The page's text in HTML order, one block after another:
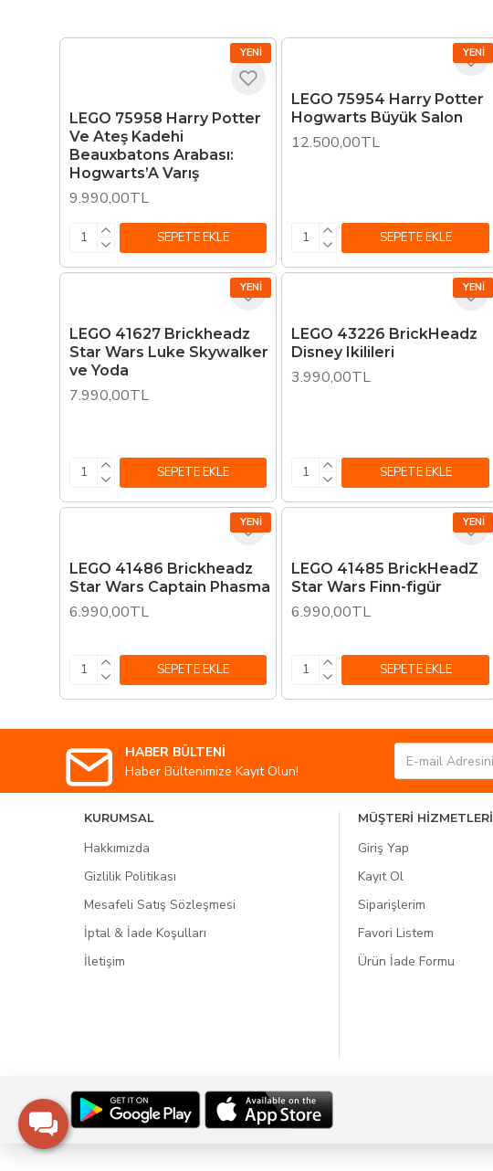
YENI
LEGO 75958 Harry Potter
Ve Ateş Kadehi
Beauxbatons Arabası:
Hogwarts’A Varış
9.990,00TL
SEPETE EKLE
YENI
LEGO 75954 Harry Potter
Hogwarts Büyük Salon
12.500,00TL
SEPETE EKLE
YENI
LEGO 41627 Brickheadz
Star Wars Luke Skywalker
ve Yoda
7.990,00TL
SEPETE EKLE
YENI
LEGO 43226 BrickHeadz
Disney Ikilileri
3.990,00TL
SEPETE EKLE
YENI
LEGO 41486 Brickheadz
Star Wars Captain Phasma
6.990,00TL
SEPETE EKLE
YENI
LEGO 41485 BrickHeadZ
Star Wars Finn-figür
6.990,00TL
SEPETE EKLE
HABER BÜLTENİ
Haber Bültenimize Kayıt Olun!
KURUMSAL
Hakkımızda
Gizlilik Politikası
Mesafeli Satış Sözleşmesi
İptal & İade Koşulları
İletişim
MÜŞTERİ HİZMETLERİ
Giriş Yap
Kayıt Ol
Siparişlerim
Favori Listem
Ürün İade Formu